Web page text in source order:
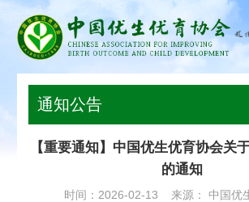
通知公告
【重要通知】中国优生优育协会关
的通知
时间：2026-02-13 来源： 中国优